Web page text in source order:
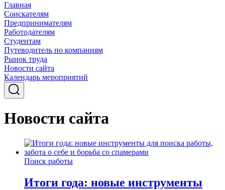
Главная
Соискателям
Предпринимателям
Работодателям
Студентам
Путеводитель по компаниям
Рынок труда
Новости сайта
Календарь мероприятий
Новости сайта
Поиск работы
Итоги года: новые инструменты